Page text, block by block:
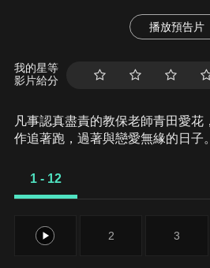
播放預告片
我的星等
影片給分
凡事認真盡責的教保老師青田愛花
作追著跑，過著與戀愛無緣的日子
夢的哥哥澀谷大海！自從父母某次
1 - 12
1 2 3